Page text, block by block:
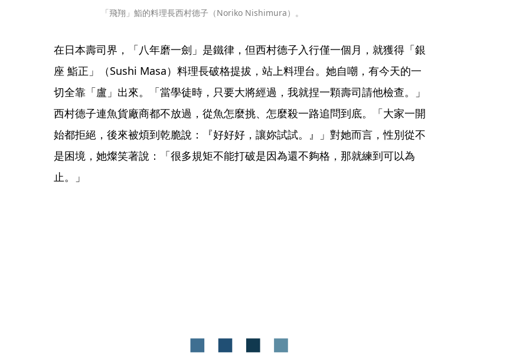
「飛翔」鮨的料理長西村德子（Noriko Nishimura）。
在日本壽司界，「八年磨一劍」是鐵律，但西村德子入行僅一個月，就獲得「銀
座 鮨正」（Sushi Masa）料理長破格提拔，站上料理台。她自嘲，有今天的一
切全靠「盧」出來。「當學徒時，只要大將經過，我就捏一顆壽司請他檢查。」
西村德子連魚貨廠商都不放過，從魚怎麼挑、怎麼殺一路追問到底。「大家一開
始都拒絕，後來被煩到乾脆說：『好好好，讓妳試試。』」對她而言，性別從不
是困境，她燦笑著說：「很多規矩不能打破是因為還不夠格，那就練到可以為
止。」